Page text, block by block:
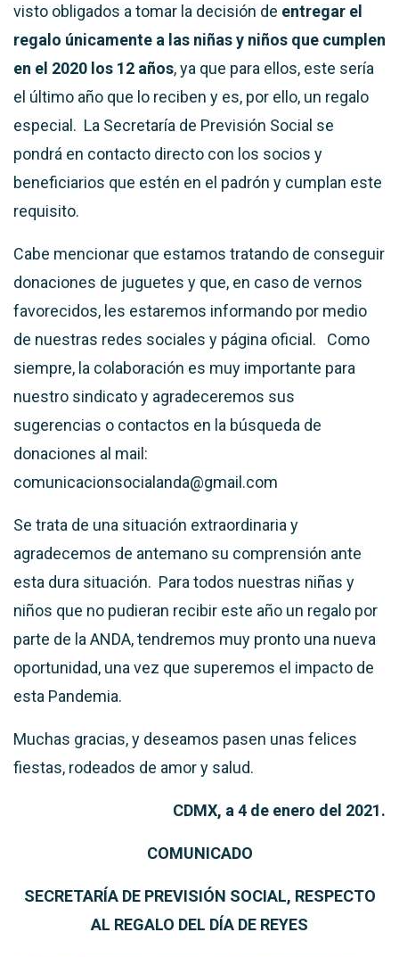
visto obligados a tomar la decisión de entregar el
regalo únicamente a las niñas y niños que cumplen
en el 2020 los 12 años, ya que para ellos, este sería
el último año que lo reciben y es, por ello, un regalo
especial. La Secretaría de Previsión Social se
pondrá en contacto directo con los socios y
beneficiarios que estén en el padrón y cumplan este
requisito.
Cabe mencionar que estamos tratando de conseguir
donaciones de juguetes y que, en caso de vernos
favorecidos, les estaremos informando por medio
de nuestras redes sociales y página oficial. Como
siempre, la colaboración es muy importante para
nuestro sindicato y agradeceremos sus
sugerencias o contactos en la búsqueda de
donaciones al mail:
comunicacionsocialanda@gmail.com
Se trata de una situación extraordinaria y
agradecemos de antemano su comprensión ante
esta dura situación. Para todos nuestras niñas y
niños que no pudieran recibir este año un regalo por
parte de la ANDA, tendremos muy pronto una nueva
oportunidad, una vez que superemos el impacto de
esta Pandemia.
Muchas gracias, y deseamos pasen unas felices
fiestas, rodeados de amor y salud.
CDMX, a 4 de enero del 2021.
COMUNICADO
SECRETARÍA DE PREVISIÓN SOCIAL, RESPECTO
AL REGALO DEL DÍA DE REYES